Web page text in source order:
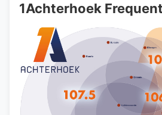
1Achterhoek